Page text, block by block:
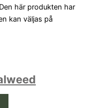
Den här produkten har
kan väljas på